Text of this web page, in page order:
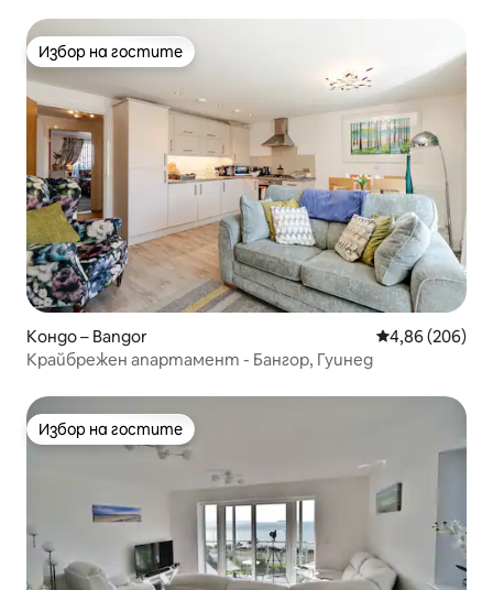
Избор на гостите
Избор на гостите
Кондо – Bangor Средна
4,86 (206)
Крайбрежен апартамент - Бангор, Гуинед
Избор на гостите
Избор на гостите